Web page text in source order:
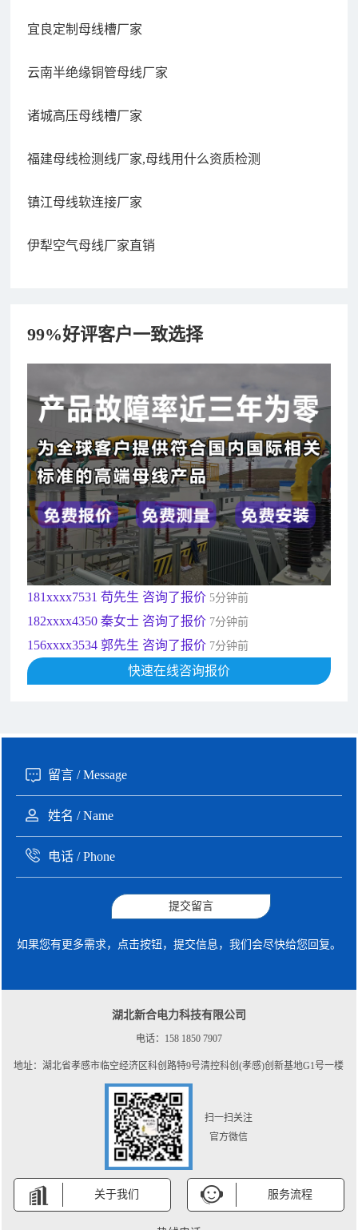
宜良定制母线槽厂家
云南半绝缘铜管母线厂家
诸城高压母线槽厂家
福建母线检测线厂家,母线用什么资质检测
镇江母线软连接厂家
伊犁空气母线厂家直销
99%好评客户一致选择
182xxxx4350 秦女士 咨询了报价 7分钟前
156xxxx3534 郭先生 咨询了报价7分钟前
192xxxx2920 周先生 咨询了报价10分钟前
189xxxx6562 王先生 咨询了报价1秒前
190xxxx3508 徐女士 咨询了报价5秒前
135xxxx6654 张先生 咨询了报价
181xxxx7531 苟先生 咨询了报价5分钟前
182xxxx4350 秦女士 咨询了报价 7分钟前
156xxxx3534 郭先生 咨询了报价 7分钟前
192xxxx2920 周先生 咨询了报价 10分钟前
189xxxx6562 王先生 咨询了报价1秒前
快速在线咨询报价
提交留言
如果您有更多需求，点击按钮，提交信息，我们会尽快给您回复。
湖北新合电力科技有限公司
电话：158 1850 7907
地址：湖北省孝感市临空经济区科创路特9号清控科创(孝感)创新基地G1号一楼
扫一扫关注
官方微信
关于我们 服务流程